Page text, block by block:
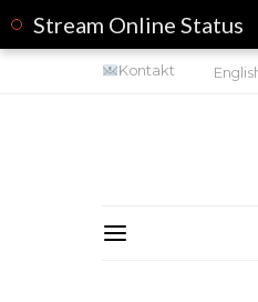
Stream Online Status
Kontakt